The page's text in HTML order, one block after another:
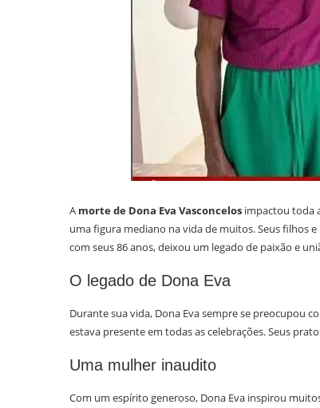
A morte de Dona Eva Vasconcelos impactou toda
uma figura mediano na vida de muitos. Seus filhos
com seus 86 anos, deixou um legado de paixão e
O legado de Dona Eva
Durante sua vida, Dona Eva sempre se preocupou
estava presente em todas as celebrações. Seus
Uma mulher inaudito
Com um espírito generoso, Dona Eva inspirou